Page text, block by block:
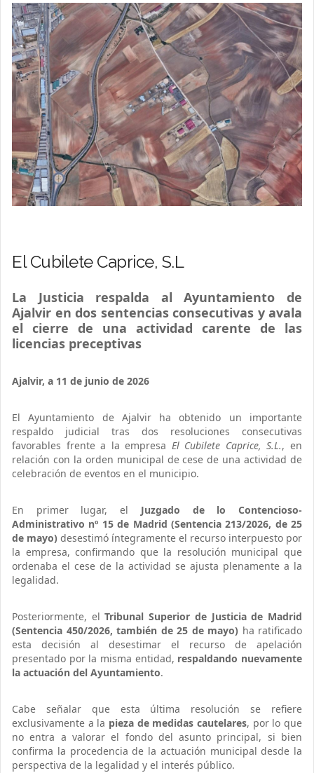
El Cubilete Caprice, S.L
La Justicia respalda al Ayuntamiento de
Ajalvir en dos sentencias consecutivas y avala
el cierre de una actividad carente de las
licencias preceptivas
Ajalvir, a 11 de junio de 2026
El Ayuntamiento de Ajalvir ha obtenido un importante
respaldo judicial tras dos resoluciones consecutivas
favorables frente a la empresa El Cubilete Caprice, S.L., en
relación con la orden municipal de cese de una actividad de
celebración de eventos en el municipio.
En primer lugar, el Juzgado de lo Contencioso-
Administrativo nº 15 de Madrid (Sentencia 213/2026, de 25
de mayo) desestimó íntegramente el recurso interpuesto por
la empresa, confirmando que la resolución municipal que
ordenaba el cese de la actividad se ajusta plenamente a la
legalidad.
Posteriormente, elTribunal Superior de Justicia de Madrid
(Sentencia 450/2026, también de 25 de mayo) ha ratificado
esta decisión al desestimar el recurso de apelación
presentado por la misma entidad, respaldando nuevamente
la actuación del Ayuntamiento.
Cabe señalar que esta última resolución se refiere
exclusivamente a la pieza de medidas cautelares, por lo que
no entra a valorar el fondo del asunto principal, si bien
confirma la procedencia de la actuación municipal desde la
perspectiva de la legalidad y el interés público.